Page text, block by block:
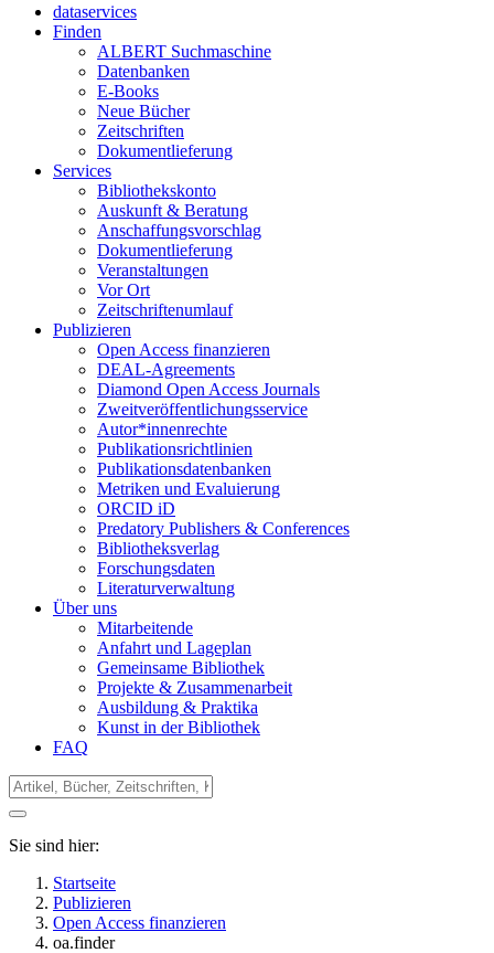
dataservices
Finden
ALBERT Suchmaschine
Datenbanken
E-Books
Neue Bücher
Zeitschriften
Dokumentlieferung
Services
Bibliothekskonto
Auskunft & Beratung
Anschaffungsvorschlag
Dokumentlieferung
Veranstaltungen
Vor Ort
Zeitschriftenumlauf
Publizieren
Open Access finanzieren
DEAL-Agreements
Diamond Open Access Journals
Zweitveröffentlichungsservice
Autor*innenrechte
Publikationsrichtlinien
Publikationsdatenbanken
Metriken und Evaluierung
ORCID iD
Predatory Publishers & Conferences
Bibliotheksverlag
Forschungsdaten
Literaturverwaltung
Über uns
Mitarbeitende
Anfahrt und Lageplan
Gemeinsame Bibliothek
Projekte & Zusammenarbeit
Ausbildung & Praktika
Kunst in der Bibliothek
FAQ
Sie sind hier:
Startseite
Publizieren
Open Access finanzieren
oa.finder